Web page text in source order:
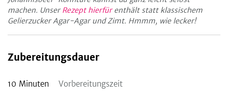
machen. UnserRezept hierfürenthält statt klassischem
Gelierzucker Agar-Agar und Zimt. Hmmm, wie lecker!
Zubereitungsdauer
10 Minuten Vorbereitungszeit